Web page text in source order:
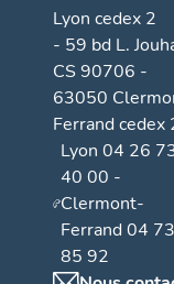
Lyon cedex 2
- 59 bd L.
CS 90706 -
63050
Ferrand cedex
Lyon 04 26
40 00 -
Clermont-
Ferrand 04
85 92